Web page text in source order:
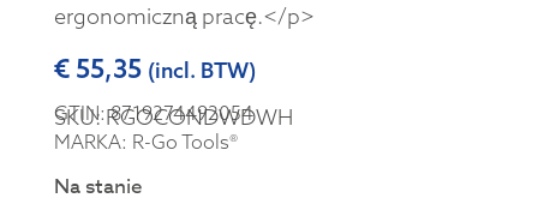
ergonomiczną pracę.</p>
€55,35 (incl. BTW)
SKU: RGOCONDWDWH
GTIN: 8719274492054
MARKA: R-Go Tools®
Na stanie